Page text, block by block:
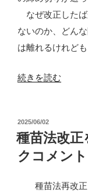
パ
ブ
コ
の
なぜ改正したば
ないのか、どん
は離れるけれど
“種
再
改
正
続きを読む
投
稿
日:
2025/06/02
種苗法改
クコメン
種苗法再改正